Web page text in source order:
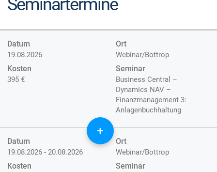
Seminartermine
Datum
19.08.2026
Ort
Webinar/Bottrop
Kosten
395 €
Seminar
Business Central –
Dynamics NAV –
Finanzmanagement 3:
Anlagenbuchhaltung
+
Datum
19.08.2026 - 20.08.2026
Ort
Webinar/Bottrop
Kosten Seminar